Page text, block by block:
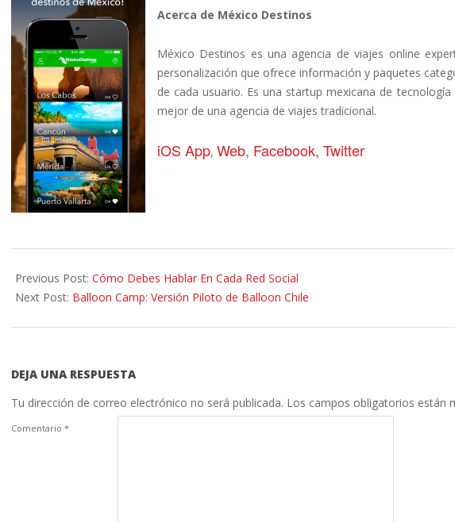
Acerca de México Destinos
México Destinos es una agencia de viajes online
personalización que ofrece información y paquetes
de cada usuario. Es una startup mexicana de
mejor de una agencia de viajes tradicional.
iOS App, Web, Facebook, Twitter
10-
16
Previous Post: Cómo Debes Hablar En Cada Red Social
Next Post: Balloon Camp: Versión Piloto de Balloon Chile
DEJA UNA RESPUESTA
Tu dirección de correo electrónico no será publicada. Los campos obligatorios están
Comentario *